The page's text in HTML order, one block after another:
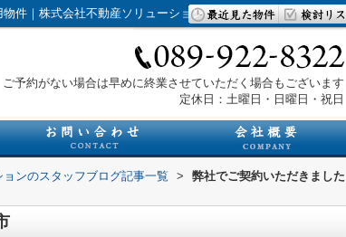
件｜株式会社不動産ソリューション
予約がない場合は早めに終業させていただく場合もございます
定休日：土曜日・日曜日・祝日
ンのスタッフブログ記事一覧 >
弊社でご契約いただきました